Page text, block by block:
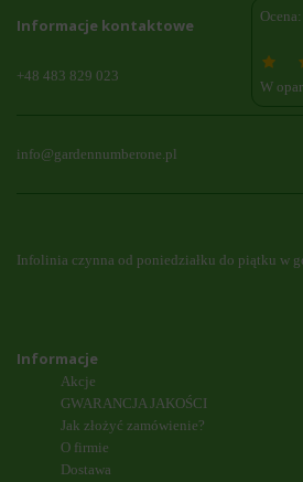
Informacje kontaktowe
+48 483 829 023
Ocena:
W
info@gardennumberone.pl
Infolinia czynna od poniedziałku do piątku w
Informacje
Akcje
GWARANCJA JAKOŚCI
Jak złożyć zamówienie?
O firmie
Dostawa